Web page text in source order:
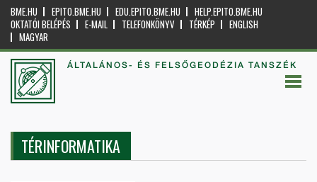
BME.HU EPITO.BME.HU EDU.EPITO.BME.HU
HELP.EPITO.BME.HU
OKTATÓI BELÉPÉS
E-MAIL TELEFONKÖNYV TÉRKÉP
ENGLISH
MAGYAR
ÁLTALÁNOS- ÉS FELSŐGEODÉZIA TANSZÉK
TÉRINFORMATIKA